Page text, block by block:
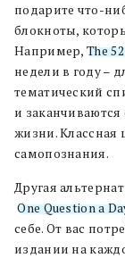
подарите что-
блокноты,
Например, The
недели в году –
тематический
и
жизни. Классная
самопознания.
Другая
One Question a
себе. От вас
издании на